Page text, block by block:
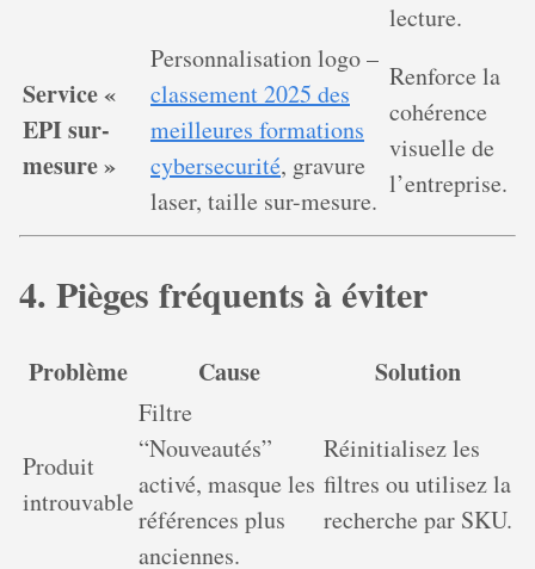
lecture.
Service «
EPI sur-
mesure »
Personnalisation logo –
classement 2025 des
meilleures formations
cybersecurité, gravure
laser, taille sur-mesure.
Renforce la
cohérence
visuelle de
l’entreprise.
4. Pièges fréquents à éviter
Problème Cause Solution
Produit
introuvable
Filtre
“Nouveautés”
activé, masque les
références plus
anciennes.
Réinitialisez les
filtres ou utilisez la
recherche par SKU.